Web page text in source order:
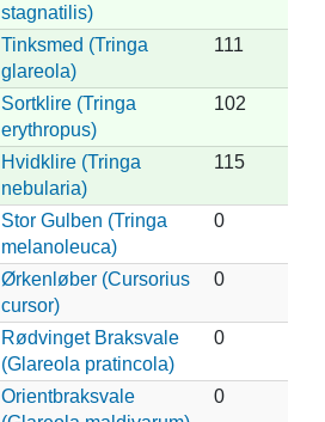
stagnatilis)
Tinksmed (Tringa
glareola)
111
Sortklire (Tringa
erythropus)
102
Hvidklire (Tringa
nebularia)
115
Stor Gulben (Tringa
melanoleuca)
0
Ørkenløber (Cursorius
cursor)
0
Rødvinget Braksvale
(Glareola pratincola)
0
Orientbraksvale
0